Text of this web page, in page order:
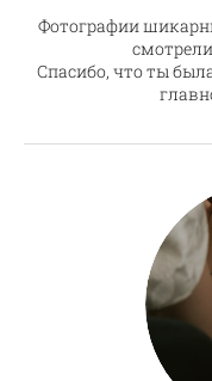
Фотографии
Спасибо, что ты